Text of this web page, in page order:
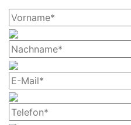
Bitte
lasse
dieses
Feld
leer.